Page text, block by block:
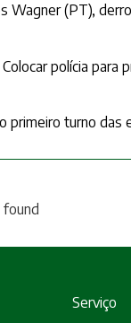
Wagner (PT),
polícia para
primeiro turno das
Serviço